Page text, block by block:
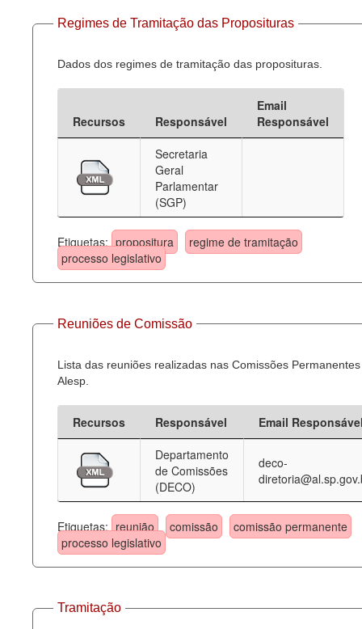
Regimes de Tramitação das Proposituras
Dados dos regimes de tramitação das proposituras.
Recursos Responsável
Email
Responsável
Secretaria
Geral
Parlamentar
(SGP)
Etiquetas: propositura
regime de tramitação
processo legislativo
Reuniões de Comissão
Lista das reuniões realizadas nas Comissões
Alesp.
Recursos Responsável
Email
Departamento
de Comissões
(DECO)
deco-
Etiquetas: reunião comissão
comissão permanente
processo legislativo
Tramitação